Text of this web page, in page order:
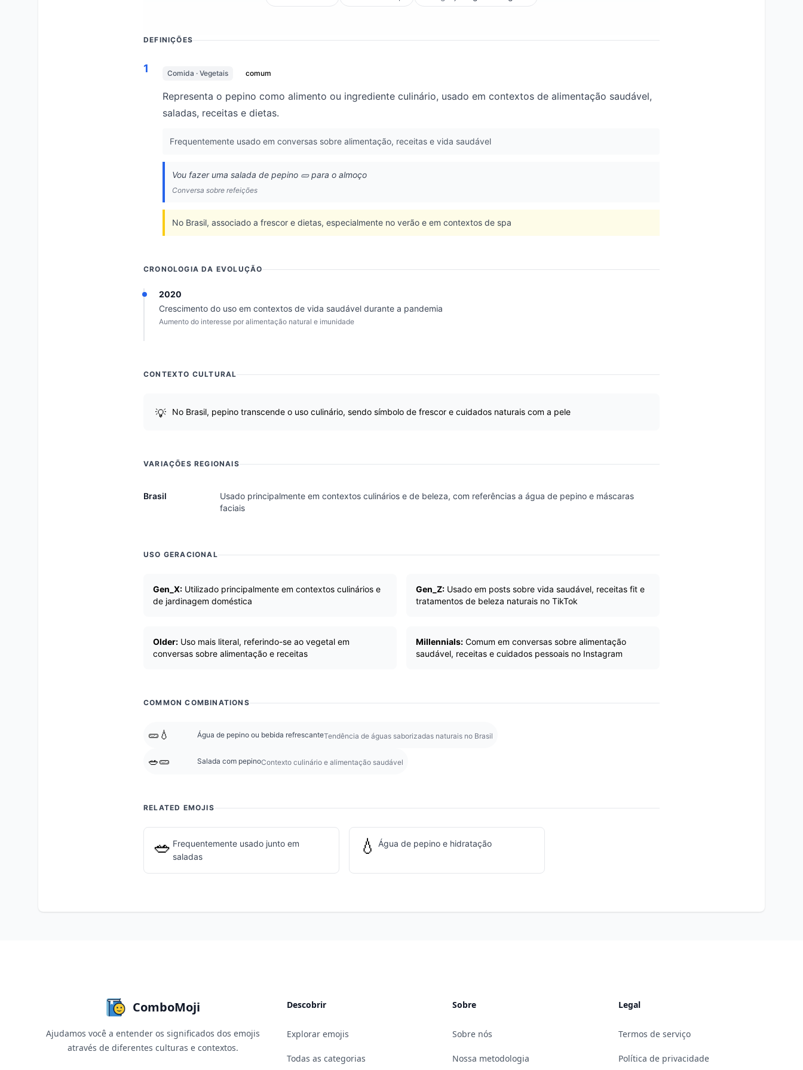
DEFINIÇÕES
1 Comida · Vegetais comum
Representa o pepino como alimento ou ingrediente culinário, usado em contextos de alimentação saudável,
saladas, receitas e dietas.
Frequentemente usado em conversas sobre alimentação, receitas e vida saudável
Vou fazer uma salada de pepino 🥒 para o almoço
Conversa sobre refeições
No Brasil, associado a frescor e dietas, especialmente no verão e em contextos de spa
CRONOLOGIA DA EVOLUÇÃO
2020
Crescimento do uso em contextos de vida saudável durante a pandemia
Aumento do interesse por alimentação natural e imunidade
CONTEXTO CULTURAL
No Brasil, pepino transcende o uso culinário, sendo símbolo de frescor e cuidados naturais com a pele
VARIAÇÕES REGIONAIS
Brasil
Usado principalmente em contextos culinários e de beleza, com referências a água de pepino e máscaras
faciais
USO GERACIONAL
Gen_X: Utilizado principalmente em contextos culinários e
de jardinagem doméstica
Gen_Z: Usado em posts sobre vida saudável, receitas fit e
tratamentos de beleza naturais no TikTok
Older: Uso mais literal, referindo-se ao vegetal em
conversas sobre alimentação e receitas
Millennials: Comum em conversas sobre alimentação
saudável, receitas e cuidados pessoais no Instagram
COMMON COMBINATIONS
🥒💧 Água de pepino ou bebida refrescanteTendência de águas saborizadas naturais no Brasil
🥗🥒 Salada com pepinoContexto culinário e alimentação saudável
RELATED EMOJIS
🥗 Frequentemente usado junto em
saladas
💧 Água de pepino e hidratação
ComboMoji
Ajudamos você a entender os significados dos emojis
através de diferentes culturas e contextos.
Descobrir
Explorar emojis
Todas as categorias
Sobre
Sobre nós
Nossa metodologia
Legal
Termos de serviço
Política de privacidade